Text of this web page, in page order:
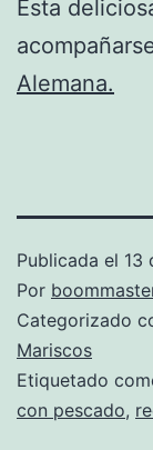
Esta
Alemana.
Publicada el 13
Por
Categorizado
Mariscos
Etiquetado
con pescado,